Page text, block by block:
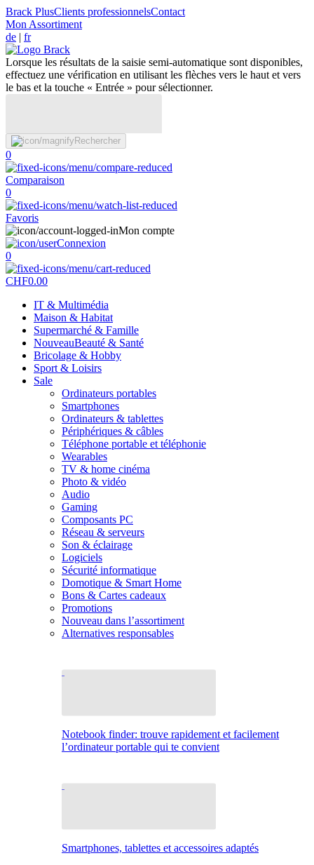
Brack PlusClients professionnelsContact
Mon Assortiment
de | fr
Lorsque les résultats de la saisie semi-automatique sont disponibles,
effectuez une vérification en utilisant les flèches vers le haut et vers
le bas et la touche « Entrée » pour sélectionner.
Rechercher
0
Comparaison
0
Favoris
Mon compte
Connexion
0
CHF0.00
IT & Multimédia
Maison & Habitat
Supermarché & Famille
NouveauBeauté & Santé
Bricolage & Hobby
Sport & Loisirs
Sale
Ordinateurs portables
Smartphones
Ordinateurs & tablettes
Périphériques & câbles
Téléphone portable et téléphonie
Wearables
TV & home cinéma
Photo & vidéo
Audio
Gaming
Composants PC
Réseau & serveurs
Son & éclairage
Logiciels
Sécurité informatique
Domotique & Smart Home
Bons & Cartes cadeaux
Promotions
Nouveau dans l’assortiment
Alternatives responsables
Notebook finder: trouve rapidement et facilement
l’ordinateur portable qui te convient
Smartphones, tablettes et accessoires adaptés